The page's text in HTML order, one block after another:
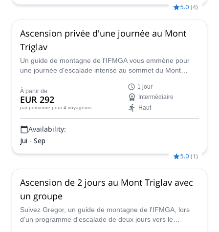
5.0 (4)
Ascension privée d'une journée au Mont
Triglav
Un guide de montagne de l'IFMGA vous emmène pour
une journée d'escalade intense au sommet du Mont
de la vallée de Vrata.
À partir de
EUR 292
par personne pour 4 voyageurs
1 jour
Intermédiaire
Haut
Availability:
Jui - Sep
5.0 (1)
Ascension de 2 jours au Mont Triglav avec
un groupe
Suivez Gregor, un guide de montagne de l'IFMGA, lors
d'un programme d'escalade de deux jours vers le